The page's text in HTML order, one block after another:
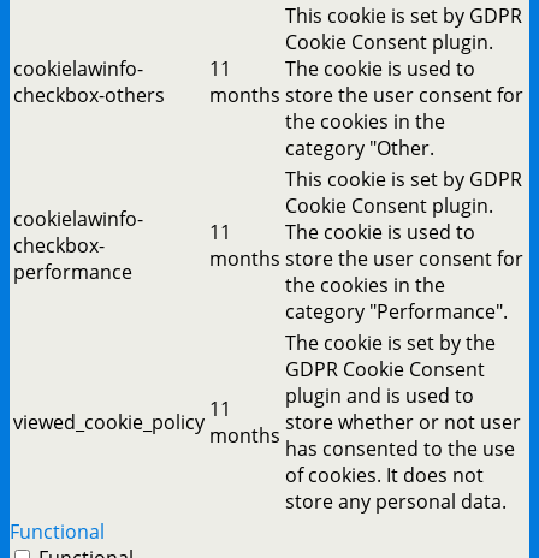
cookielawinfo-
checkbox-others
11
months
This cookie is set by GDPR
Cookie Consent plugin.
The cookie is used to
store the user consent for
the cookies in the
category "Other.
cookielawinfo-
checkbox-
performance
11
months
This cookie is set by GDPR
Cookie Consent plugin.
The cookie is used to
store the user consent for
the cookies in the
category "Performance".
viewed_cookie_policy 11
months
The cookie is set by the
GDPR Cookie Consent
plugin and is used to
store whether or not user
has consented to the use
of cookies. It does not
store any personal data.
Functional